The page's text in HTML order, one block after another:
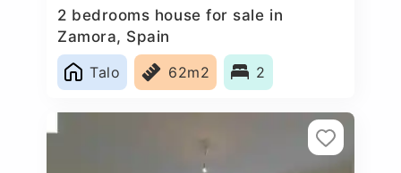
2 bedrooms house for sale in
Zamora, Spain
Talo
62m2 2